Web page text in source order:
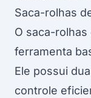
Saca-rolhas
O saca-rolhas
ferramenta
Ele possui
controle